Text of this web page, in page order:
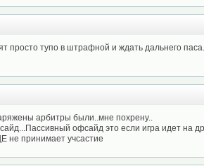
просто тупо в штрафной и ждать дальнего
арбитры были..мне похрену..
офсайд это если игра идет на
не принимает учсастие